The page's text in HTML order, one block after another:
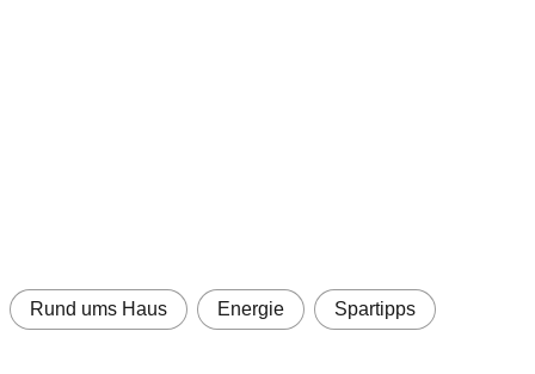
Rund ums Haus Energie Spartipps